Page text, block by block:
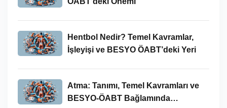
Hentbol Nedir? Temel Kavramlar,
İşleyişi ve BESYO ÖABT’deki Yeri
Atma: Tanımı, Temel Kavramları ve
BESYO-ÖABT Bağlamında